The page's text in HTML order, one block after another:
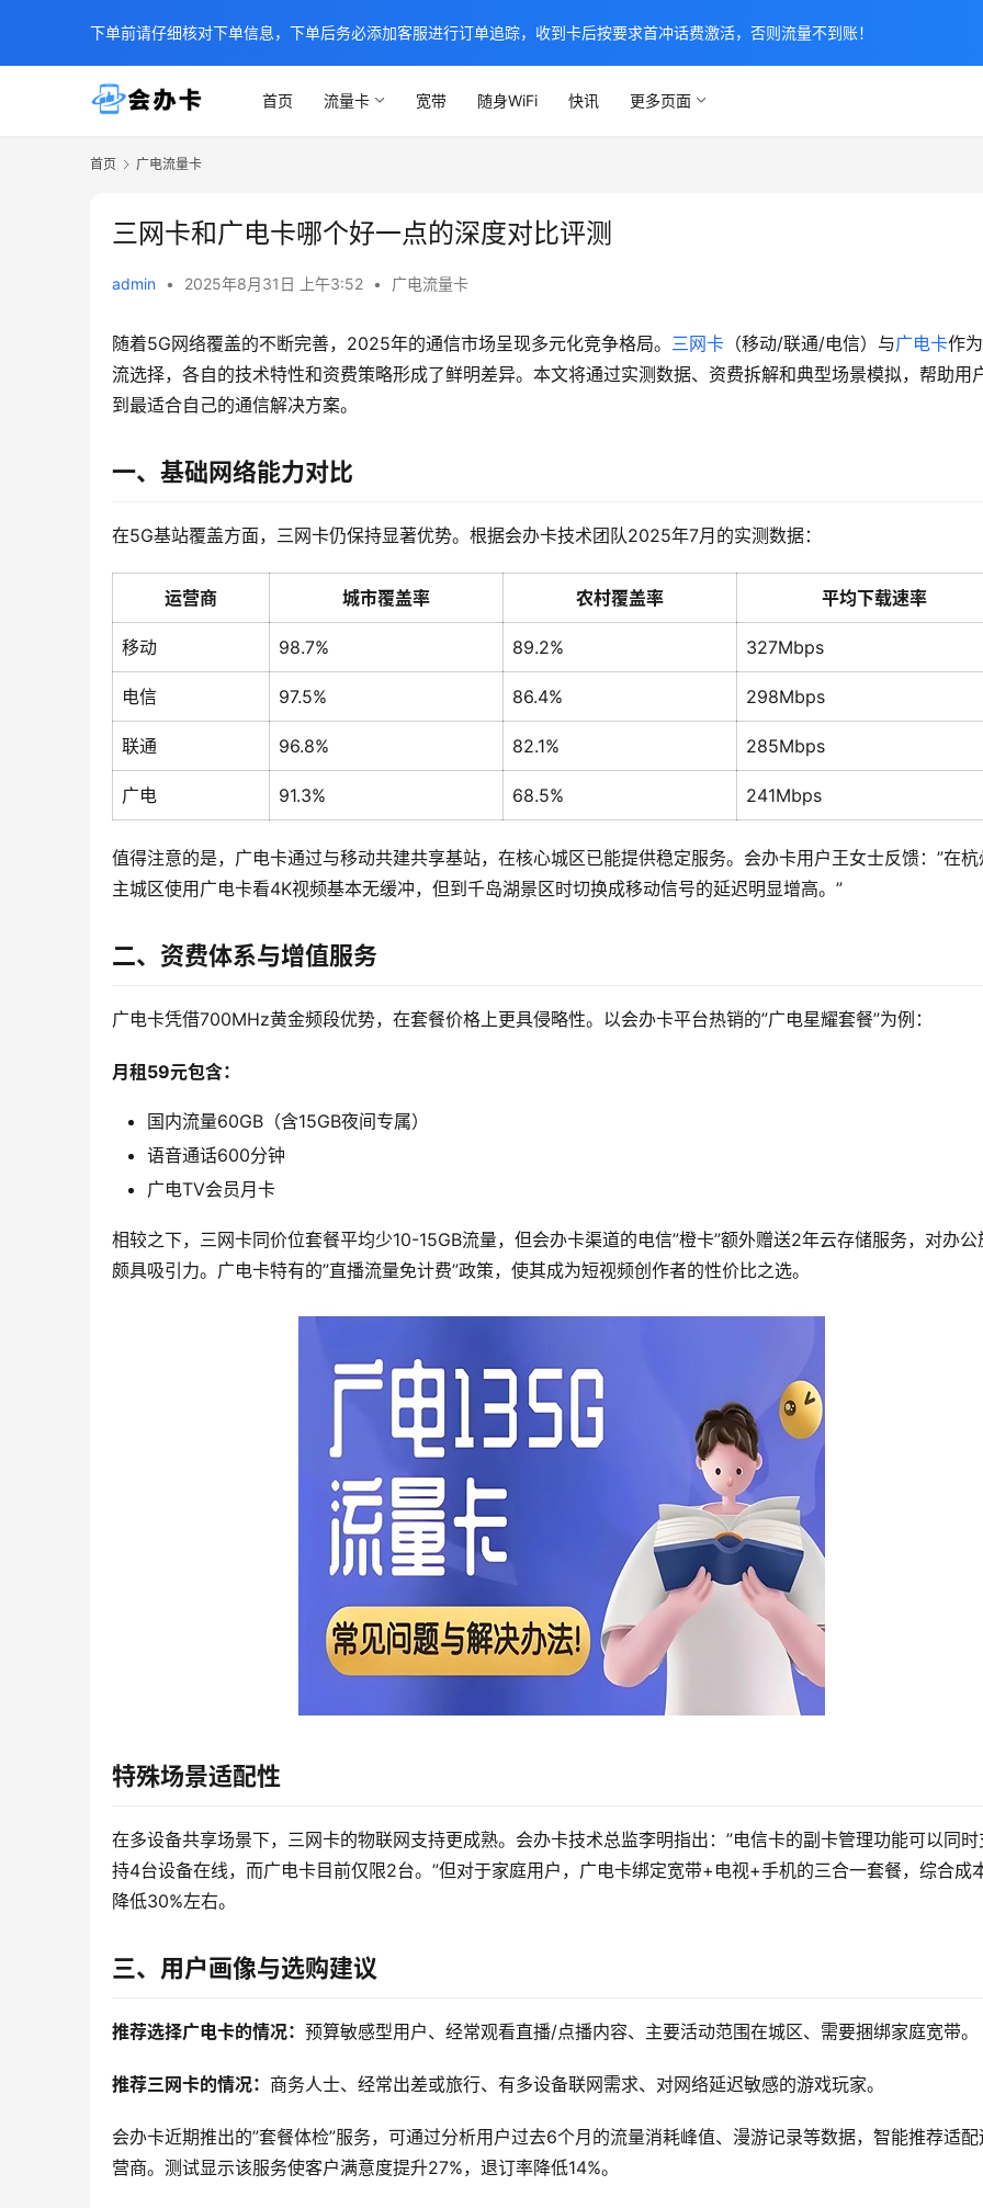
首页 流量卡 宽带 随身WiFi 快讯 更多页面
首页 广电流量卡
三网卡和广电卡哪个好一点的深度对比评测
admin • 2025年8月31日 上午3:52 • 广电流量卡
随着5G网络覆盖的不断完善，2025年的通信市场呈现多元化竞争格局。 三网卡 （移动/联通/电信）与广电卡作
流选择，各自的技术特性和资费策略形成了鲜明差异。本文将通过实测数据、资费拆解和典型场景模拟，帮助用
到最适合自己的通信解决方案。
一、基础网络能力对比
在5G基站覆盖方面，三网卡仍保持显著优势。根据会办卡技术团队2025年7月的实测数据：
运营商 城市覆盖率 农村覆盖率 平均下载速率
移动 98.7% 89.2% 327Mbps
电信 97.5% 86.4% 298Mbps
联通 96.8% 82.1% 285Mbps
广电 91.3% 68.5% 241Mbps
值得注意的是，广电卡通过与移动共建共享基站，在核心城区已能提供稳定服务。会办卡用户王女士反馈：”在杭
主城区使用广电卡看4K视频基本无缓冲，但到千岛湖景区时切换成移动信号的延迟明显增高。”
二、资费体系与增值服务
广电卡凭借700MHz黄金频段优势，在套餐价格上更具侵略性。以会办卡平台热销的”广电星耀套餐”为例：
月租59元包含：
国内流量60GB（含15GB夜间专属）
语音通话600分钟
广电TV会员月卡
相较之下，三网卡同价位套餐平均少10-15GB流量，但会办卡渠道的电信”橙卡”额外赠送2年云存储服务，对办公
颇具吸引力。广电卡特有的”直播流量免计费”政策，使其成为短视频创作者的性价比之选。
特殊场景适配性
在多设备共享场景下，三网卡的物联网支持更成熟。会办卡技术总监李明指出：”电信卡的副卡管理功能可以同时
持4台设备在线，而广电卡目前仅限2台。”但对于家庭用户，广电卡绑定宽带+电视+手机的三合一套餐，综合成
降低30%左右。
三、用户画像与选购建议
推荐选择广电卡的情况： 预算敏感型用户、经常观看直播/点播内容、主要活动范围在城区、需要捆绑家庭宽带。
推荐三网卡的情况： 商务人士、经常出差或旅行、有多设备联网需求、对网络延迟敏感的游戏玩家。
会办卡近期推出的”套餐体检”服务，可通过分析用户过去6个月的流量消耗峰值、漫游记录等数据，智能推荐适配
营商。测试显示该服务使客户满意度提升27%，退订率降低14%。
下单前请仔细核对下单信息，下单后务必添加客服进行订单追踪，收到卡后按要求首冲话费激活，否则流量不到账！